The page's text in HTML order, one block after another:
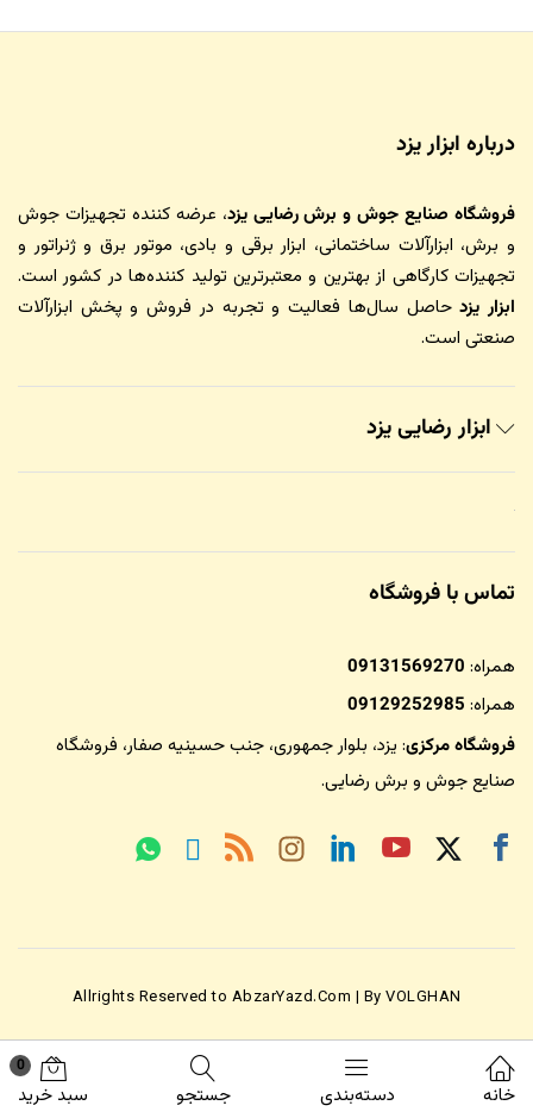
درباره ابزار یزد
فروشگاه صنایع جوش و برش رضایی یزد، عرضه کننده تجهیزات جوش
و برش، ابزارآلات ساختمانی، ابزار برقی و بادی، موتور برق و ژنراتور و
تجهیزات کارگاهی از بهترین و معتبرترین تولید کننده‌ها در کشور است.
ابزار یزدحاصل سال‌ها فعالیت و تجربه در فروش و پخش ابزارآلات
صنعتی است.
ابزار رضایی یزد
تماس با فروشگاه
همراه: 09131569270
همراه: 09129252985
فروشگاه مرکزی: یزد، بلوار جمهوری، جنب حسینیه صفار، فروشگاه
صنایع جوش و برش رضایی.
Allrights Reserved to AbzarYazd.Com | By VOLGHAN
خانه دسته‌بندی جستجو
0
سبد خرید